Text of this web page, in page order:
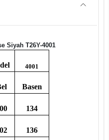
Siyah T26Y-4001
4001
Basen
134
136